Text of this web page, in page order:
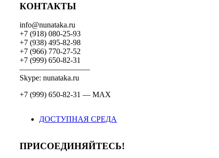
КОНТАКТЫ
info@nunataka.ru
+7 (918) 080-25-93
+7 (938) 495-82-98
+7 (966) 770-27-52
+7 (999) 650-82-31
—————————
Skype: nunataka.ru
+7 (999) 650-82-31 — MAX
ДОСТУПНАЯ СРЕДА
ПРИСОЕДИНЯЙТЕСЬ!